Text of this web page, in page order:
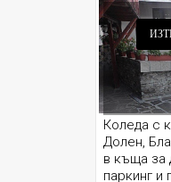
Коледа с
Долен,
в къща за
паркинг и